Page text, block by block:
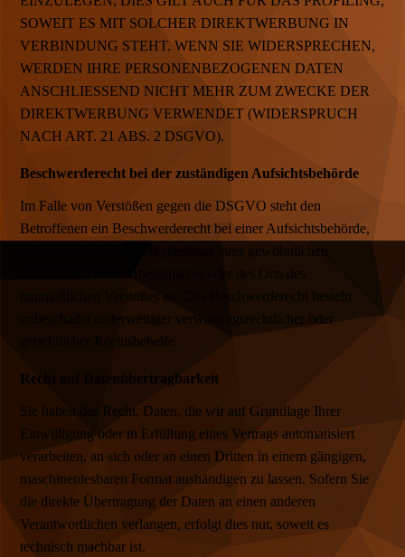
SOWEIT ES MIT SOLCHER DIREKTWERBUNG IN
VERBINDUNG STEHT. WENN SIE WIDERSPRECHEN,
WERDEN IHRE PERSONENBEZOGENEN DATEN
ANSCHLIESSEND NICHT MEHR ZUM ZWECKE DER
DIREKTWERBUNG VERWENDET (WIDERSPRUCH
NACH ART. 21 ABS. 2 DSGVO).
Beschwerderecht bei der zuständigen Aufsichtsbehörde
Im Falle von Verstößen gegen die DSGVO steht den
Betroffenen ein Beschwerderecht bei einer Aufsichtsbehörde,
insbesondere in dem Mitgliedstaat ihres gewöhnlichen
Aufenthalts, ihres Arbeitsplatzes oder des Orts des
mutmaßlichen Verstoßes zu. Das Beschwerderecht besteht
unbeschadet anderweitiger verwaltungsrechtlicher oder
gerichtlicher Rechtsbehelfe.
Recht auf Datenübertragbarkeit
Sie haben das Recht, Daten, die wir auf Grundlage Ihrer
Einwilligung oder in Erfüllung eines Vertrags automatisiert
verarbeiten, an sich oder an einen Dritten in einem gängigen,
maschinenlesbaren Format aushändigen zu lassen. Sofern Sie
die direkte Übertragung der Daten an einen anderen
Verantwortlichen verlangen, erfolgt dies nur, soweit es
technisch machbar ist.